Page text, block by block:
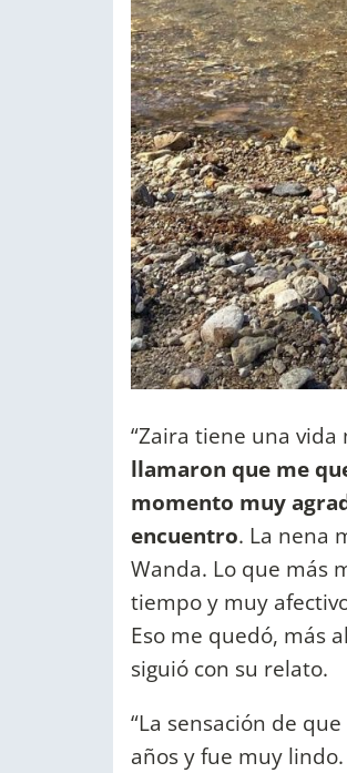
“Zaira tiene una
llamaron que me
momento muy
encuentro. La nena
Wanda. Lo que más
tiempo y muy
Eso me quedó, más
siguió con su relato.
“La sensación de
años y fue muy lindo.